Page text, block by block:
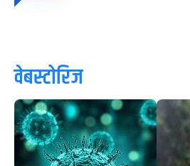
वेबस्टोरिज